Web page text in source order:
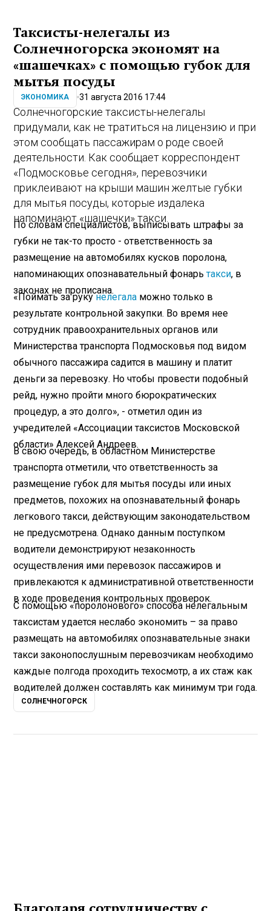
Таксисты-нелегалы из
Солнечногорска экономят на
«шашечках» с помощью губок для
мытья посуды
ЭКОНОМИКА 31 августа 2016 17:44
Солнечногорские таксисты-нелегалы
придумали, как не тратиться на лицензию и при
этом сообщать пассажирам о роде своей
деятельности. Как сообщает корреспондент
«Подмосковье сегодня», перевозчики
приклеивают на крыши машин желтые губки
для мытья посуды, которые издалека
напоминают «шашечки» такси.
По словам специалистов, выписывать штрафы за
губки не так-то просто - ответственность за
размещение на автомобилях кусков поролона,
напоминающих опознавательный фонарьтакси, в
законах не прописана.
«Поймать за рукунелегала можно только в
результате контрольной закупки. Во время нее
сотрудник правоохранительных органов или
Министерства транспорта Подмосковья под видом
обычного пассажира садится в машину и платит
деньги за перевозку. Но чтобы провести подобный
рейд, нужно пройти много бюрократических
процедур, а это долго», - отметил один из
учредителей «Ассоциации таксистов Московской
области» Алексей Андреев.
В свою очередь, в областном Министерстве
транспорта отметили, что ответственность за
размещение губок для мытья посуды или иных
предметов, похожих на опознавательный фонарь
легкового такси, действующим законодательством
не предусмотрена. Однако данным поступком
водители демонстрируют незаконность
осуществления ими перевозок пассажиров и
привлекаются к административной ответственности
в ходе проведения контрольных проверок.
С помощью «поролонового» способа нелегальным
таксистам удается неслабо экономить – за право
размещать на автомобилях опознавательные знаки
такси законопослушным перевозчикам необходимо
каждые полгода проходить техосмотр, а их стаж как
водителей должен составлять как минимум три года.
СОЛНЕЧНОГОРСК